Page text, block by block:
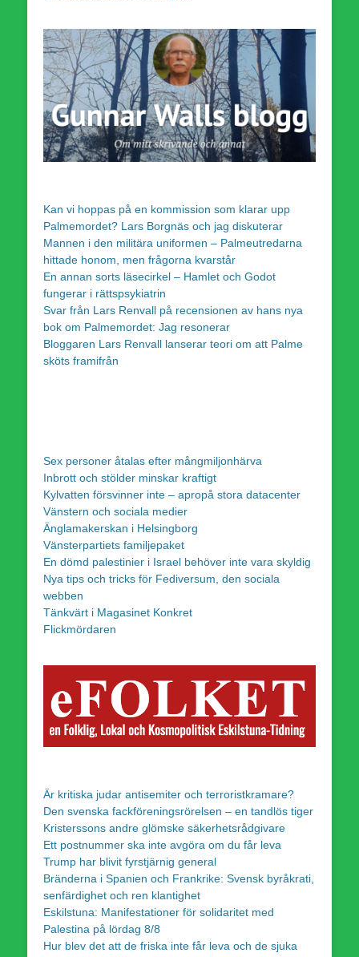
Kan vi hoppas på en kommission som klarar upp
Palmemordet? Lars Borgnäs och jag diskuterar
Mannen i den militära uniformen – Palmeutredarna
hittade honom, men frågorna kvarstår
En annan sorts läsecirkel – Hamlet och Godot
fungerar i rättspsykiatrin
Svar från Lars Renvall på recensionen av hans nya
bok om Palmemordet: Jag resonerar
Bloggaren Lars Renvall lanserar teori om att Palme
sköts framifrån
Sex personer åtalas efter mångmiljonhärva
Inbrott och stölder minskar kraftigt
Kylvatten försvinner inte – apropå stora datacenter
Vänstern och sociala medier
Änglamakerskan i Helsingborg
Vänsterpartiets familjepaket
En dömd palestinier i Israel behöver inte vara skyldig
Nya tips och tricks för Fediversum, den sociala
webben
Tänkvärt i Magasinet Konkret
Flickmördaren
Är kritiska judar antisemiter och terroristkramare?
Den svenska fackföreningsrörelsen – en tandlös tiger
Kristerssons andre glömske säkerhetsrådgivare
Ett postnummer ska inte avgöra om du får leva
Trump har blivit fyrstjärnig general
Bränderna i Spanien och Frankrike: Svensk byråkrati,
senfärdighet och ren klantighet
Eskilstuna: Manifestationer för solidaritet med
Palestina på lördag 8/8
Hur blev det att de friska inte får leva och de sjuka